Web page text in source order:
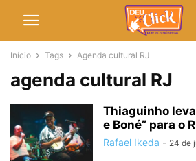
Início Tags Agenda cultural RJ
agenda cultural RJ
Thiaguinho
e Boné” para o
Rafael Ikeda - 24 de